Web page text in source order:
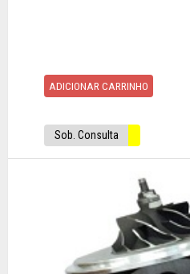
ADICIONAR CARRINHO
Sob. Consulta